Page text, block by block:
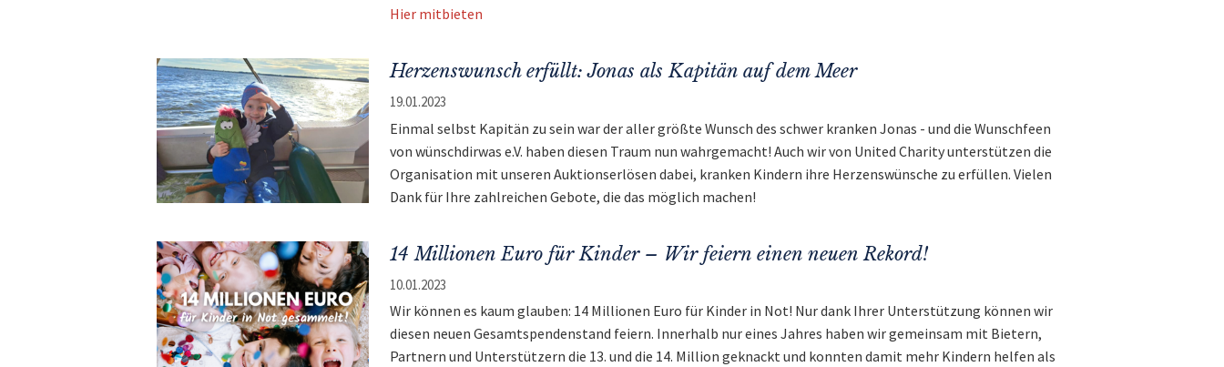
Hier mitbieten
Herzenswunsch erfüllt: Jonas als Kapitän auf dem Meer
19.01.2023
Einmal selbst Kapitän zu sein war der aller größte Wunsch des schwer kranken Jonas - und die Wunschfeen
von wünschdirwas e.V. haben diesen Traum nun wahrgemacht! Auch wir von United Charity unterstützen die
Organisation mit unseren Auktionserlösen dabei, kranken Kindern ihre Herzenswünsche zu erfüllen. Vielen
Dank für Ihre zahlreichen Gebote, die das möglich machen!
14 Millionen Euro für Kinder – Wir feiern einen neuen Rekord!
10.01.2023
Wir können es kaum glauben: 14 Millionen Euro für Kinder in Not! Nur dank Ihrer Unterstützung können wir
diesen neuen Gesamtspendenstand feiern. Innerhalb nur eines Jahres haben wir gemeinsam mit Bietern,
Partnern und Unterstützern die 13. und die 14. Million geknackt und konnten damit mehr Kindern helfen als